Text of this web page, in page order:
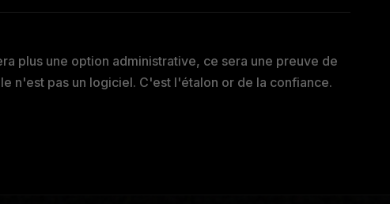
plus une option administrative, ce sera une preuve de
n'est pas un logiciel. C'est l'étalon or de la confiance.